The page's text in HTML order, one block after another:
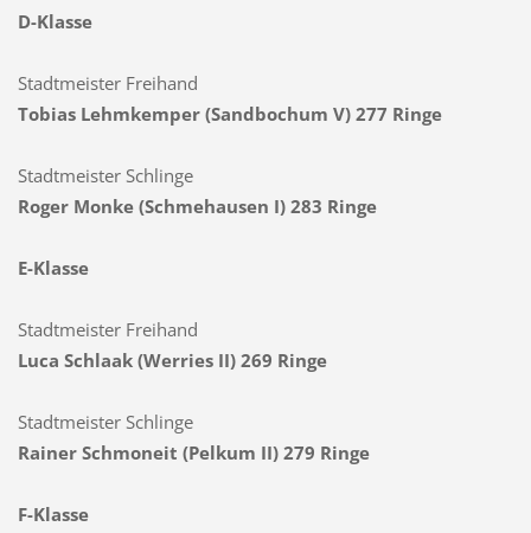
D-Klasse
Stadtmeister Freihand
Tobias Lehmkemper (Sandbochum V) 277 Ringe
Stadtmeister Schlinge
Roger Monke (Schmehausen I) 283 Ringe
E-Klasse
Stadtmeister Freihand
Luca Schlaak (Werries II) 269 Ringe
Stadtmeister Schlinge
Rainer Schmoneit (Pelkum II) 279 Ringe
F-Klasse